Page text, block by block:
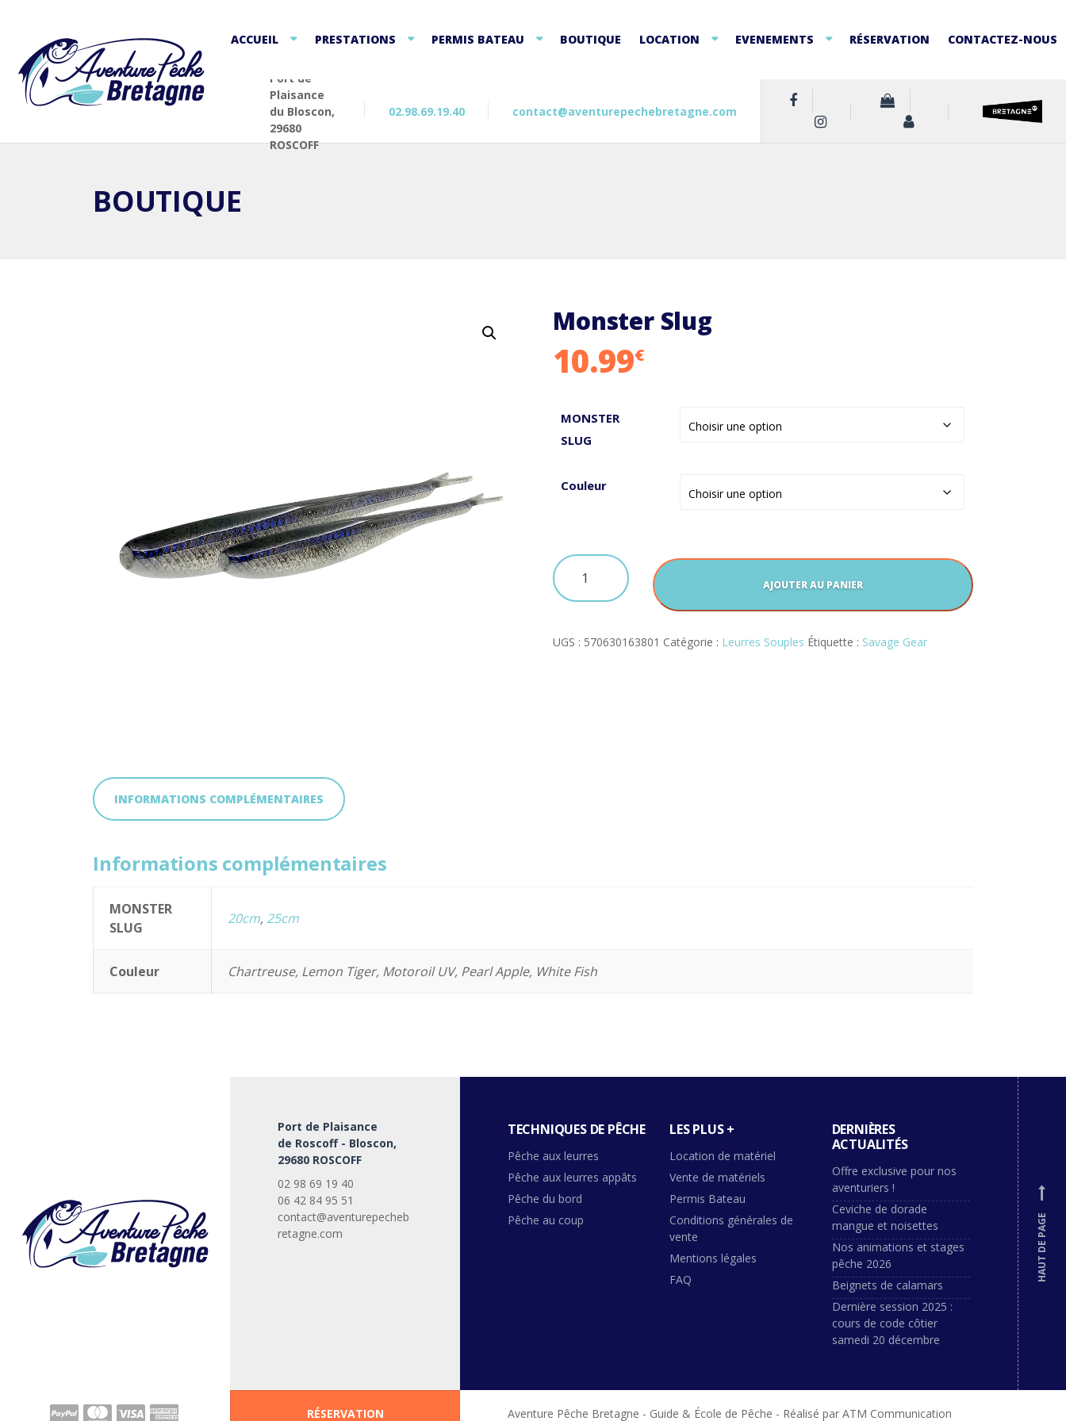
ACCUEIL PRESTATIONS PERMIS BATEAU BOUTIQUE LOCATION EVENEMENTS RÉSERVATION CONTACTEZ-NOUS
Port de
Plaisance
du Bloscon,
29680
ROSCOFF
02.98.69.19.40 contact@aventurepechebretagne.com
BOUTIQUE
Monster Slug
10.99€
MONSTER
SLUG
Couleur
quantité
de
Monster
AJOUTER AU PANIER
UGS : 570630163801 Catégorie : Leurres Souples Étiquette : Savage Gear
INFORMATIONS COMPLÉMENTAIRES
Informations complémentaires
MONSTER
SLUG
20cm, 25cm
Couleur Chartreuse, Lemon Tiger, Motoroil UV, Pearl Apple, White Fish
Port de Plaisance
de Roscoff - Bloscon,
29680 ROSCOFF
02 98 69 19 40
06 42 84 95 51
contact@aventurepecheb
retagne.com
TECHNIQUES DE PÊCHE
Pêche aux leurres
Pêche aux leurres appâts
Pêche du bord
Pêche au coup
LES PLUS +
Location de matériel
Vente de matériels
Permis Bateau
Conditions générales de
vente
Mentions légales
FAQ
DERNIÈRES
ACTUALITÉS
Offre exclusive pour nos
aventuriers !
Ceviche de dorade
mangue et noisettes
Nos animations et stages
pêche 2026
Beignets de calamars
Dernière session 2025 :
cours de code côtier
samedi 20 décembre
HAUT DE PAGE
RÉSERVATION Aventure Pêche Bretagne - Guide & École de Pêche - Réalisé par ATM Communication